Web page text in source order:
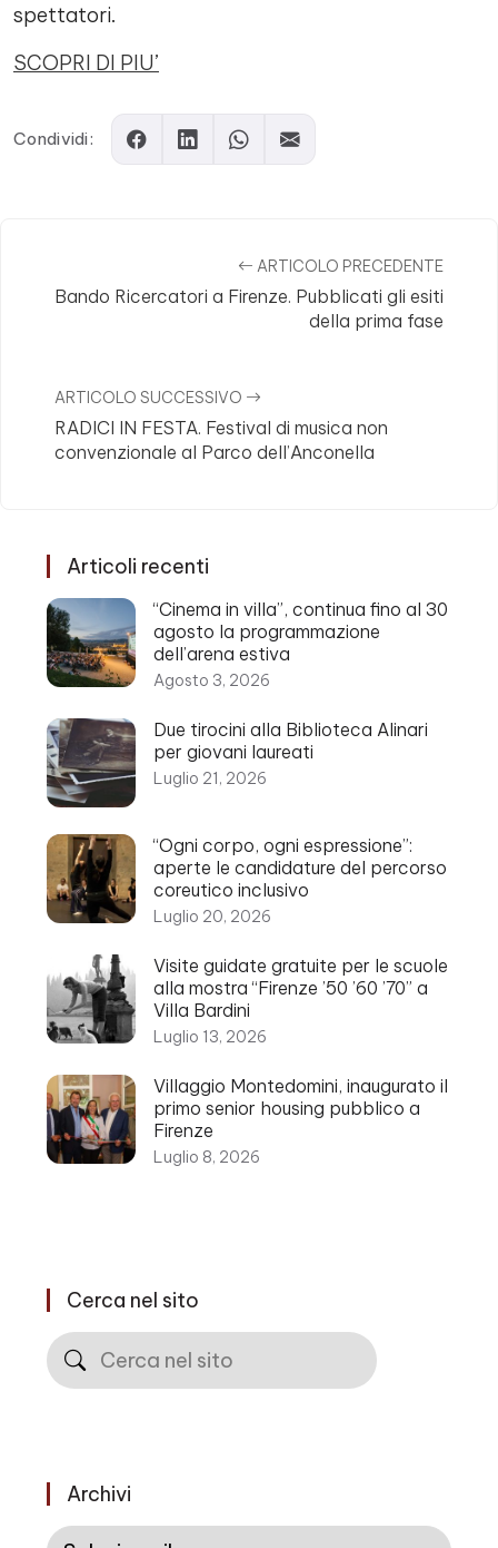
spettatori.
SCOPRI DI PIU’
Condividi:
ARTICOLO PRECEDENTE
Bando Ricercatori a Firenze. Pubblicati gli esiti
della prima fase
ARTICOLO SUCCESSIVO
RADICI IN FESTA. Festival di musica non
convenzionale al Parco dell’Anconella
Articoli recenti
“Cinema in villa”, continua fino al 30
agosto la programmazione
dell’arena estiva
Agosto 3, 2026
Due tirocini alla Biblioteca Alinari
per giovani laureati
Luglio 21, 2026
“Ogni corpo, ogni espressione”:
aperte le candidature del percorso
coreutico inclusivo
Luglio 20, 2026
Visite guidate gratuite per le scuole
alla mostra “Firenze ’50 ’60 ’70” a
Villa Bardini
Luglio 13, 2026
Villaggio Montedomini, inaugurato il
primo senior housing pubblico a
Firenze
Luglio 8, 2026
Cerca nel sito
Cerca
Archivi
Archivi